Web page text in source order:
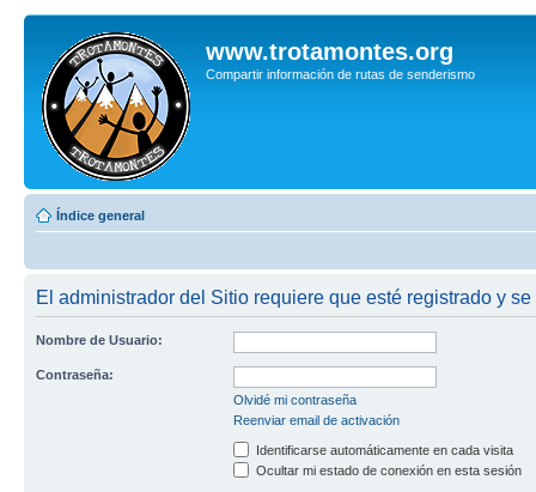
www.trotamontes.org
Compartir información de rutas de senderismo
Índice general
El administrador del Sitio requiere que esté registrado y
Nombre de Usuario:
Contraseña:
Olvidé mi contraseña
Reenviar email de activación
Identificarse automáticamente en cada visita
Ocultar mi estado de conexión en esta sesión